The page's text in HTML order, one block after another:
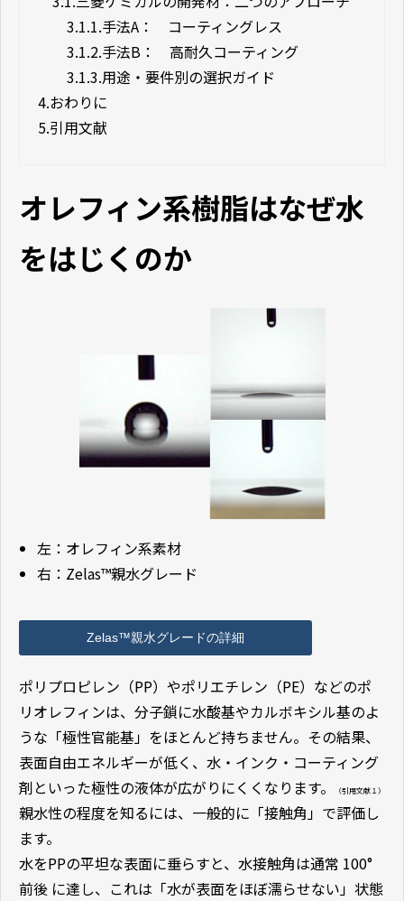
3.1.1.手法A： コーティングレス
3.1.2.手法B： 高耐久コーティング
3.1.3.用途・要件別の選択ガイド
4.おわりに
5.引用文献
オレフィン系樹脂はなぜ水
をはじくのか
ポリプロピレン（PP）やポリエチレン（PE）などのポ
リオレフィンは、分子鎖に水酸基やカルボキシル基のよ
うな「極性官能基」をほとんど持ちません。その結果、
表面自由エネルギーが低く、水・インク・コーティング
剤といった極性の液体が広がりにくくなります。
（引用文献１）
親水性の程度を知るには、一般的に「接触角」で評価し
ます。
水をPPの平坦な表面に垂らすと、水接触角は通常 100°
前後 に達し、これは「水が表面をほぼ濡らせない」状態
左：オレフィン系素材
右：Zelas™親水グレード
Zelas™親水グレードの詳細